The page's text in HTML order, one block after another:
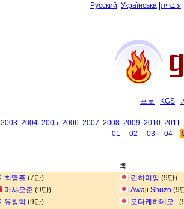
Русский Українська עיברית
프로 KGS
2003 2004 2005 2006 2007 2008 2009 2010 2011
01
02 03 04
백
최명훈 (7단) 린하이펑 (9단)
마샤오춘 (9단) Awaji Shuzo (9
유창혁 (9단) 오다케히데오..